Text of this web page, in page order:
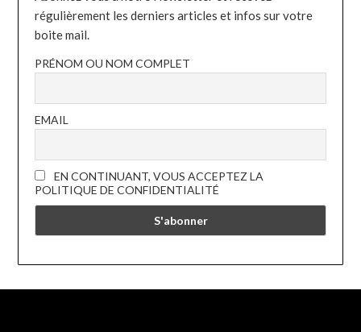
régulièrement les derniers articles et infos sur votre
boite mail.
PRÉNOM OU NOM COMPLET
EMAIL
EN CONTINUANT, VOUS ACCEPTEZ LA
POLITIQUE DE CONFIDENTIALITÉ